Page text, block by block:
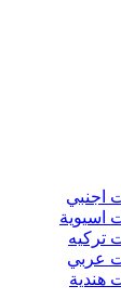
اجنبي
اسيوية
تركيه
عربي
هندية